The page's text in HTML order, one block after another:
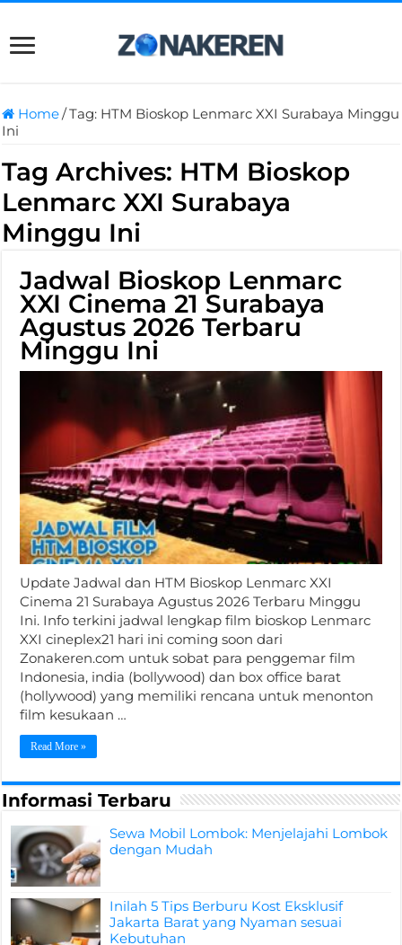
Home/Tag: HTM Bioskop Lenmarc XXI Surabaya Minggu
Ini
Tag Archives: HTM Bioskop
Lenmarc XXI Surabaya
Minggu Ini
Jadwal Bioskop Lenmarc
XXI Cinema 21 Surabaya
Agustus 2026 Terbaru
Minggu Ini
Update Jadwal dan HTM Bioskop Lenmarc XXI
Cinema 21 Surabaya Agustus 2026 Terbaru Minggu
Ini. Info terkini jadwal lengkap film bioskop Lenmarc
XXI cineplex21 hari ini coming soon dari
Zonakeren.com untuk sobat para penggemar film
Indonesia, india (bollywood) dan box office barat
(hollywood) yang memiliki rencana untuk menonton
film kesukaan …
Read More »
Informasi Terbaru
Sewa Mobil Lombok: Menjelajahi Lombok
dengan Mudah
Inilah 5 Tips Berburu Kost Eksklusif
Jakarta Barat yang Nyaman sesuai
Kebutuhan